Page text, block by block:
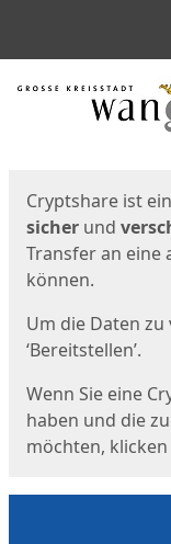
Start
Cryptshare ist
sicher und
Transfer an eine
können.
Um die Daten
‘Bereitstellen’.
Wenn Sie eine
haben und die
möchten,